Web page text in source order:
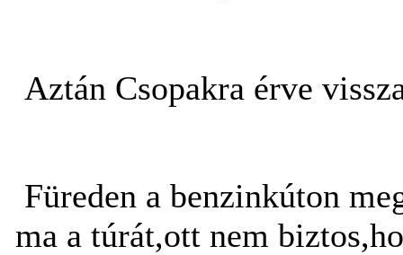
Aztán Csopakra érve
Füreden a benzinkúton
ma a túrát,ott nem